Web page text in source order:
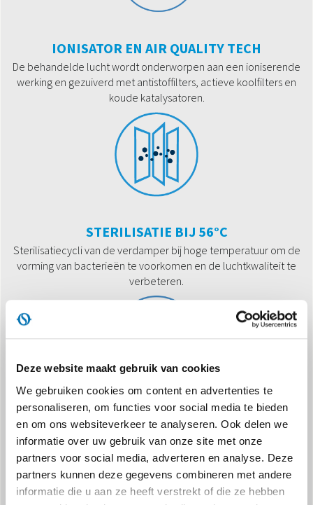
Deze website maakt gebruik van cookies
We gebruiken cookies om content en advertenties te
personaliseren, om functies voor social media te bieden
en om ons websiteverkeer te analyseren. Ook delen we
informatie over uw gebruik van onze site met onze
partners voor social media, adverteren en analyse. Deze
partners kunnen deze gegevens combineren met andere
informatie die u aan ze heeft verstrekt of die ze hebben
IONISATOR EN AIR QUALITY TECH
De behandelde lucht wordt onderworpen aan een ioniserende
werking en gezuiverd met antistoffilters, actieve koolfilters en
koude katalysatoren.
STERILISATIE BIJ 56°C
Sterilisatiecycli van de verdamper bij hoge temperatuur om de
vorming van bacterieën te voorkomen en de luchtkwaliteit te
verbeteren.
FOLLOW ME
De afstandsbediening werkt als een thermostaat op afstand om
te zorgen voor de juiste temperatuurbediening op de plaats
waar er zich personen in een ruimte bevinden.